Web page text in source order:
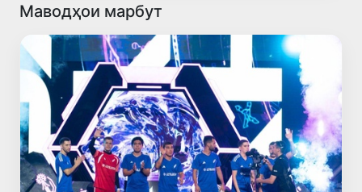
Маводҳои марбут